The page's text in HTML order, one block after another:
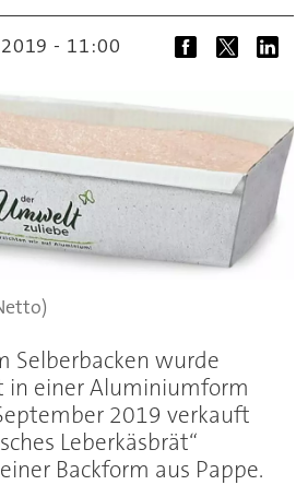
2019 - 11:00
Selberbacken wurde
einer Aluminiumform
2019 verkauft
Leberkäsbrät“
Backform aus Pappe.